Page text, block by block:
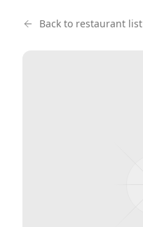
Back to restaurant list